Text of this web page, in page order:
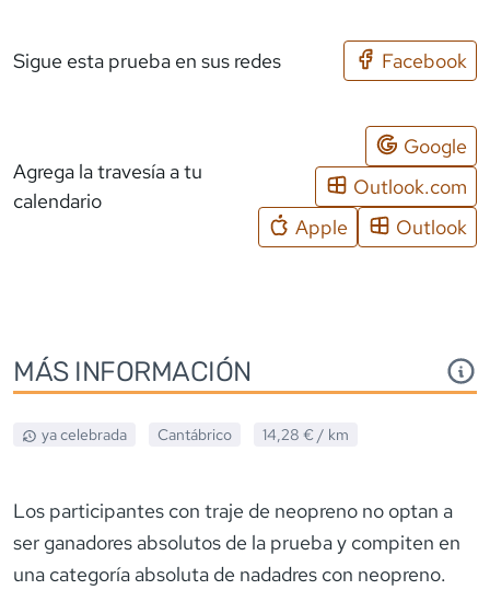
Sigue esta prueba en sus redes Facebook
Agrega la travesía a tu
calendario
Google
Outlook.com
Apple
Outlook
MÁS INFORMACIÓN
ya celebrada Cantábrico 14,28 € / km
Los participantes con traje de neopreno no optan a
ser ganadores absolutos de la prueba y compiten en
una categoría absoluta de nadadres con neopreno.